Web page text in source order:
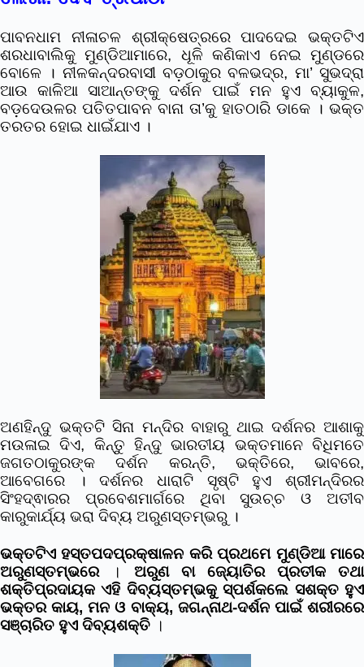
ପାବନଧାମ ନୀଳାଚଳ ଶ୍ରୀକ୍ଷେତ୍ରରେ ପାଦଦେଇ ଭକ୍ତଟିଏ
ଶରଧାବାଲିକୁ ମୁଣ୍ଡିଆମାରେ, ଧୂଳି କଣିକାଏ ନେଇ ମୁଣ୍ଡରେ
ବୋଳେ । ନୀଳକନ୍ଦରବାସୀ ବଡ଼ଠାକୁର ବଳଭଦ୍ର, ମା’ ସୁଭଦ୍ରା
ଆଉ କାଳିଆ ସାଆନ୍ତଙ୍କୁ ଦର୍ଶନ ପାଇଁ ମନ ହୁଏ ବ୍ୟାକୁଳ,
ବଡ଼ଦେଉଳର ପତିତପାବନ ବାନା ତା’କୁ ହାତଠାରି ଡାକେ । ଭକ୍ତ
ତରତର ହୋଇ ଧାଇଁଯାଏ ।
ଅଣହିନ୍ଦୁ ଭକ୍ତଟି ସିନା ମନ୍ଦିର ବାହାରୁ ଥାଇ ଦର୍ଶନର ଆଶାକୁ
ମଉଳାଇ ଦିଏ, କିନ୍ତୁ ହିନ୍ଦୁ ଭାରତୀୟ ଭକ୍ତମାନେ ବିଧିମତେ
ଜଗତଠାକୁରଙ୍କ ଦର୍ଶନ କରନ୍ତି, ଭକ୍ତିରେ, ଭାବରେ,
ଆବେଗରେ । ଦର୍ଶନର ଧାରାଟି ସୃଷ୍ଟି ହୁଏ ଶ୍ରୀମନ୍ଦିରର
ସିଂହଦ୍ଵାରର ପ୍ରବେଶମାର୍ଗରେ ଥିବା ସୁଉଚ୍ଚ ଓ ଅତୀବ
କାରୁକାର୍ଯ୍ୟ ଭରା ଦିବ୍ୟ ଅରୁଣସ୍ତମ୍ଭରୁ ।
ଭକ୍ତଟିଏ ହସ୍ତପଦପ୍ରକ୍ଷାଳନ କରି ପ୍ରଥମେ ମୁଣ୍ଡିଆ ମାରେ
ଅରୁଣସ୍ତମ୍ଭରେ। ଅରୁଣ ବା ଜ୍ୟୋତିର ପ୍ରତୀକ ତଥା
ଶକ୍ତିପ୍ରଦାୟକ ଏହି ଦିବ୍ୟସ୍ତମ୍ଭକୁ ସ୍ପର୍ଶକଲେ ସଶକ୍ତ ହୁଏ
ଭକ୍ତର କାୟ, ମନ ଓ ବାକ୍ୟ, ଜଗନ୍ନାଥ-ଦର୍ଶନ ପାଇଁ ଶରୀରରେ
ସଞ୍ଚାରିତ ହୁଏ ଦିବ୍ୟଶକ୍ତି ।